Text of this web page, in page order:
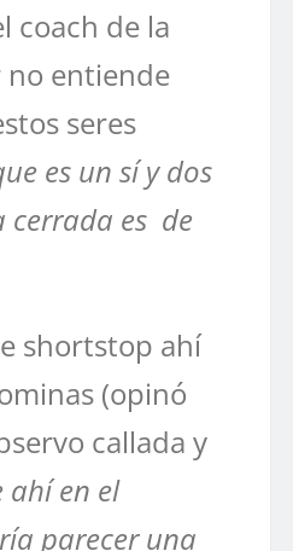
coach de la
no entiende
seres
es un sí y dos
cerrada es de
shortstop ahí
(opinó
callada y
ahí en el
parecer una